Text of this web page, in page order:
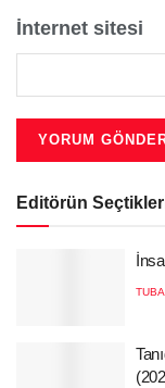
İnternet sitesi
Editörün